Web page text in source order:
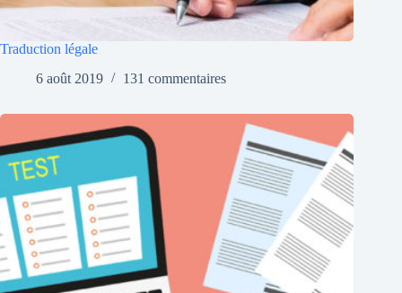
Traduction légale
6 août 2019
131 commentaires